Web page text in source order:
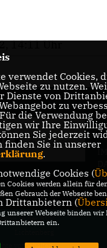
14:11 Uhr
in der BVV
vorbehalten.
verwendet Cookies,
zu nutzen.
Dienste von
zu
die Verwendung
wir Ihre
Sie jederzeit
finden Sie in unserer
.
Cookies (
Cookies werden allein für
Gebrauch der Webseite
Drittanbietern (
unserer Webseite binden wir
ein.